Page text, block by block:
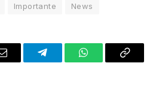
Importante News
Email TelegramWhatsAppCopy